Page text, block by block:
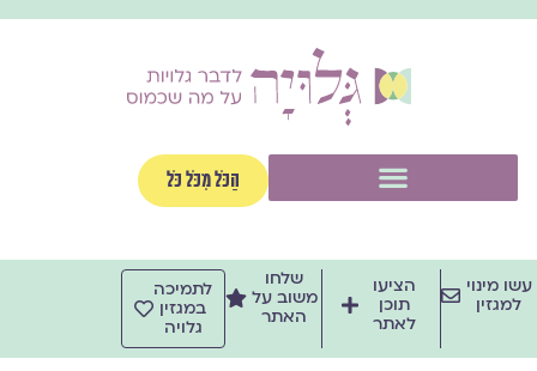
לתוכן
הַכֹּל מִכֹּל כֹּל
עשו מינוי
למגזין
הציעו
תוכן
לאתר
שלחו
משוב על
האתר
לתמיכה
במגזין
גלויה